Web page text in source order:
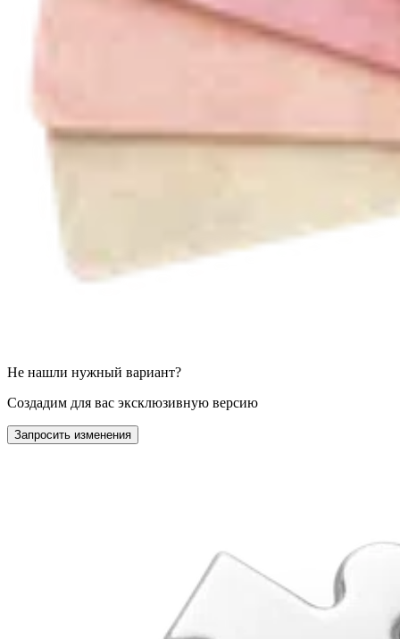
Не нашли нужный вариант?
Создадим для вас эксклюзивную версию
Запросить изменения